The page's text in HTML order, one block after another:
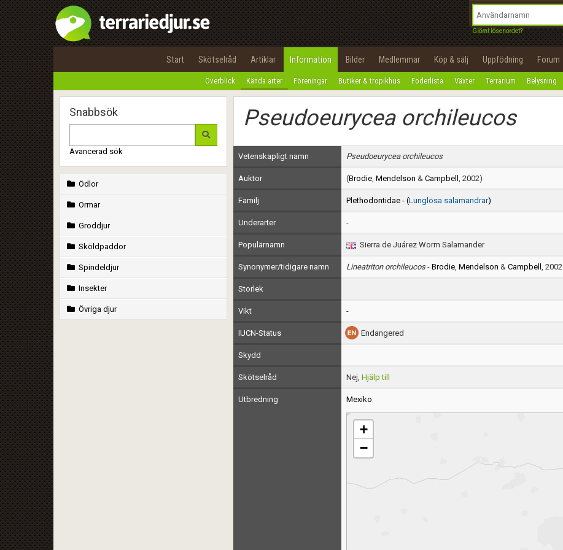
Glömt lösenordet?
Start Skötselråd Artiklar Information Bilder Medlemmar Köp & sälj Uppfödning Forum
Överblick Kända arter Föreningar Butiker & tropikhus Foderlista Växter Terrarium Belysning
Snabbsök
Avancerad sök
Ödlor
Ormar
Groddjur
Sköldpaddor
Spindeldjur
Insekter
Övriga djur
Pseudoeurycea orchileucos
Vetenskapligt namn Pseudoeurycea orchileucos
Auktor (Brodie, Mendelson & Campbell , 2002)
Familj Plethodontidae - (Lunglösa salamandrar)
Underarter -
Populärnamn Sierra de Juárez Worm Salamander
Synonymer/tidigare namn Lineatriton orchileucos- Brodie, Mendelson & Campbell , 2002
Storlek
Vikt -
IUCN-Status Endangered
Skydd
Skötselråd Nej, Hjälp till
Utbredning Mexiko
+
−
Utför
100%
OK
integritetspolicy
Namn:
Epost:
Användarnamn:
Lösenord:
Privacy Policy
Terms of Service
Begär nytt lösenord
Tillbaka till förstasidan